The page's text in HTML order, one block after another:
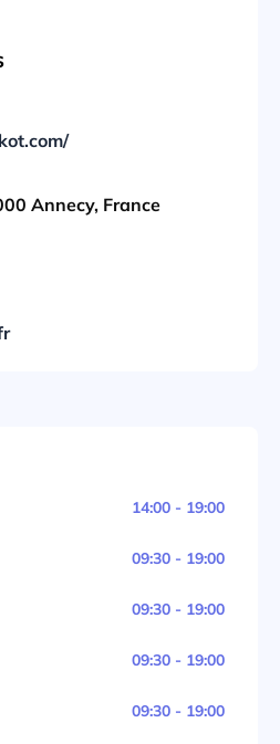
Annecy, France
14:00 - 19:00
09:30 - 19:00
09:30 - 19:00
09:30 - 19:00
09:30 - 19:00